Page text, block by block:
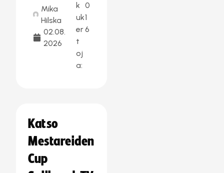
Mika
Hilska
02.08.
2026
k
uk
er
t
oj
a:
0
1
6
Katso
Mestareiden
Cup